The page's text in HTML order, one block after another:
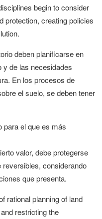
begin to consider
protection, creating policies
deben planificarse en
y de las necesidades
En los procesos de
el suelo, se deben tener
para el que es más
valor, debe protegerse
considerando
que presenta.
rational planning of land
restricting the